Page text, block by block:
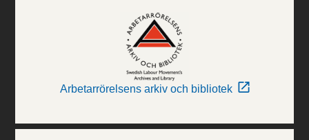
Arbetarrörelsens arkiv och bibliotek